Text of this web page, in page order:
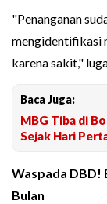
"Penanganan
mengidentifikasi
karena sakit,"
Baca Juga:
MBG Tiba di
Sejak Hari
Waspada DBD!
Bulan